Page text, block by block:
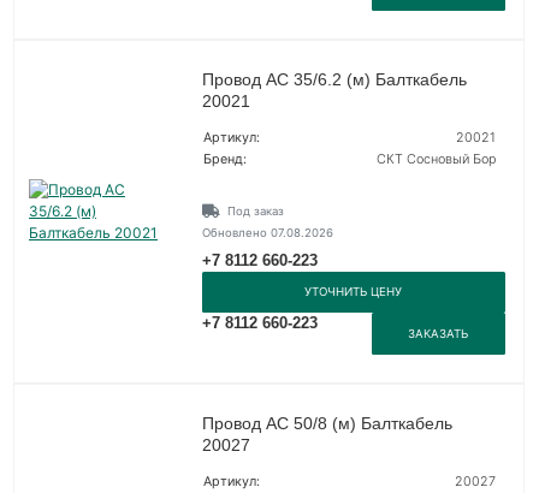
Провод АС 35/6.2 (м) Балткабель
20021
Артикул:
20021
Бренд:
СКТ Сосновый Бор
Под заказ
Обновлено 07.08.2026
+7 8112 660-223
УТОЧНИТЬ ЦЕНУ
+7 8112 660-223
ЗАКАЗАТЬ
Провод АС 50/8 (м) Балткабель
20027
Артикул:
20027